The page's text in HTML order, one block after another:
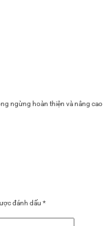
ngừng hoàn thiện và nâng cao
đánh dấu *